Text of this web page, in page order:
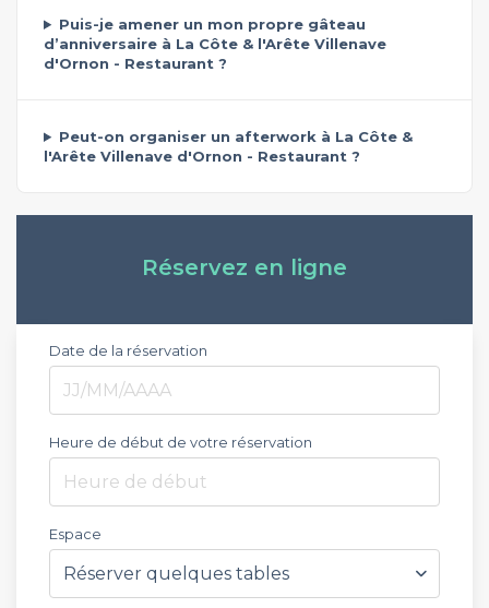
Puis-je amener un mon propre gâteau
d’anniversaire à La Côte & l'Arête Villenave
d'Ornon - Restaurant ?
Peut-on organiser un afterwork à La Côte &
l'Arête Villenave d'Ornon - Restaurant ?
Réservez en ligne
Date de la réservation
Heure de début de votre réservation
Heure de début
Espace